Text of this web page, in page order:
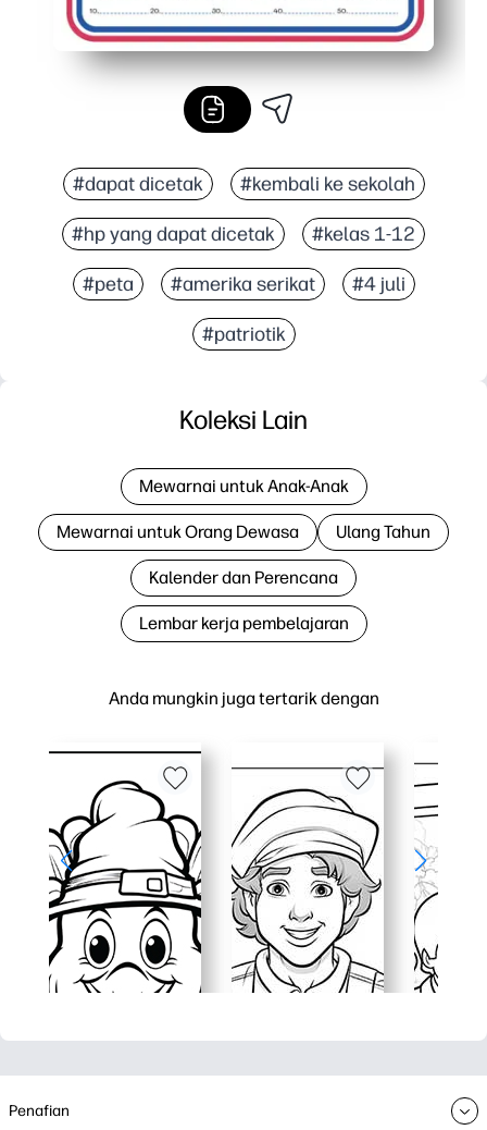
#dapat dicetak #kembali ke sekolah
#hp yang dapat dicetak #kelas 1-12
#peta #amerika serikat #4 juli
#patriotik
Anda mungkin juga tertarik dengan
Koleksi Lain
Mewarnai untuk Anak-Anak
Mewarnai untuk Orang Dewasa Ulang Tahun
Kalender dan Perencana
Lembar kerja pembelajaran
Penafian